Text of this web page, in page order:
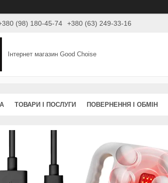
(98) 180-45-74 +380 (63) 249-33-16
Інтернет магазин Good Choise
ТОВАРИ І ПОСЛУГИ ПОВЕРНЕННЯ І ОБМІН